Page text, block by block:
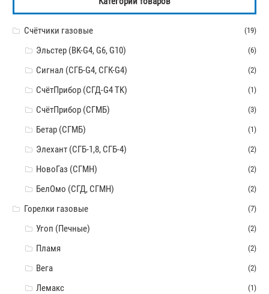
Счётчики газовые (19)
Эльстер (BK-G4, G6, G10) (6)
Сигнал (СГБ-G4, СГК-G4) (2)
СчётПрибор (СГД-G4 TK) (1)
СчётПрибор (СГМБ) (3)
Бетар (СГМБ) (1)
Элехант (СГБ-1,8, СГБ-4) (2)
НовоГаз (СГМН) (2)
БелОмо (СГД, СГМН) (2)
Горелки газовые (7)
Угоп (Печные) (2)
Пламя (2)
Вега (2)
Лемакс (1)